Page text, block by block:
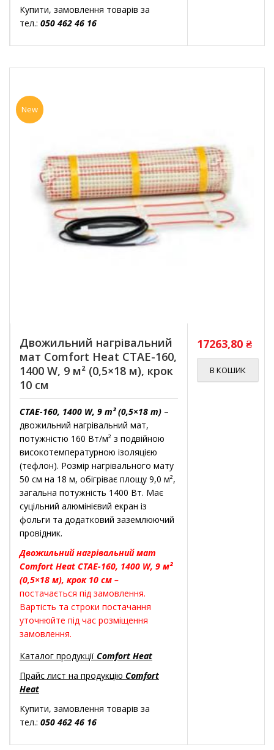
Купити, замовлення товарів за
тел.: 050 462 46 16
New
Двожильний нагрівальний
мат Comfort Heat CTAE-160,
1400 W, 9 м² (0,5×18 м), крок
10 см
CTAE-160, 1400 W, 9 m² (0,5×18 m) –
двожильний нагрівальний мат,
потужністю 160 Вт/м² з подвійною
високотемпературною ізоляцією
(тефлон). Розмір нагрівального мату
50 см на 18 м, обігріває площу 9,0 м²,
загальна потужність 1400 Вт. Має
суцільний алюмінієвий екран із
фольги та додатковий заземлюючий
провідник.
Двожильний нагрівальний мат
Comfort Heat CTAE-160, 1400 W, 9 м²
(0,5×18 м), крок 10 см –
постачається під замовлення.
Вартість та строки постачання
уточнюйте під час розміщення
замовлення.
Каталог продукції Comfort Heat
Прайс лист на продукцію Comfort
Heat
Купити, замовлення товарів за
тел.: 050 462 46 16
17263,80₴
В КОШИК